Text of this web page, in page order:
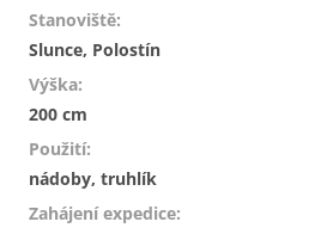
Stanoviště:
Slunce, Polostín
Výška:
200 cm
Použití:
nádoby, truhlík
Zahájení expedice: